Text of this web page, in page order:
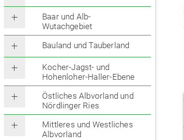
Baar und Alb-
Wutachgebiet
Bauland und Tauberland
Kocher-Jagst- und
Hohenloher-Haller-Ebene
Östliches Albvorland und
Nördlinger Ries
Mittleres und Westliches
Albvorland